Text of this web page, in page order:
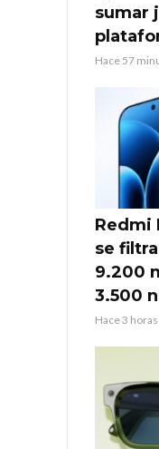
sumar
Hace 57
Redmi
se
9.200
3.500
Hace 3 horas